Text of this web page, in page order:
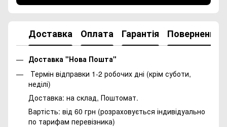
Доставка Оплата Гарантія Повернення
Доставка "Нова Пошта"
Термін відправки 1-2 робочих дні (крім суботи,
неділі)
Доставка: на склад, Поштомат.
Вартість: від 60 грн (розраховується індивідуально
по тарифам перевізника)